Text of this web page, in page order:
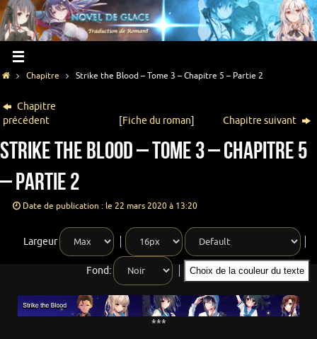
Chapitre Strike the Blood – Tome 3 – Chapitre 5 – Partie 2
Chapitre
précédent
[Fiche du roman] Chapitre suivant
Strike the Blood – Tome 3 – Chapitre 5
– Partie 2
Date de publication : le 22 mars 2020 à 13:20
Largeur
Fond: Choix de la couleur du texte
***